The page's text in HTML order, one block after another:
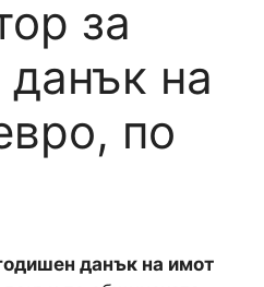
за
на
по
данък на имот